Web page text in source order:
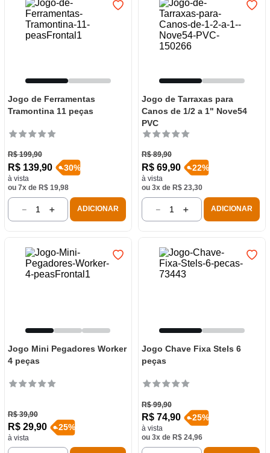
Jogo de Ferramentas
Tramontina 11 peças
R$ 199,90
R$ 139,90
à vista
-30%
ou 7x de R$ 19,98
＋
－ ADICIONAR
Jogo de Tarraxas para
Canos de 1/2 a 1" Nove54
PVC
R$ 89,90
R$ 69,90
à vista
-22%
ou 3x de R$ 23,30
＋
－ ADICIONAR
Jogo Mini Pegadores Worker
4 peças
R$ 39,90
R$ 29,90
à vista
-25%
Jogo Chave Fixa Stels 6
peças
R$ 99,90
R$ 74,90
à vista
-25%
ou 3x de R$ 24,96